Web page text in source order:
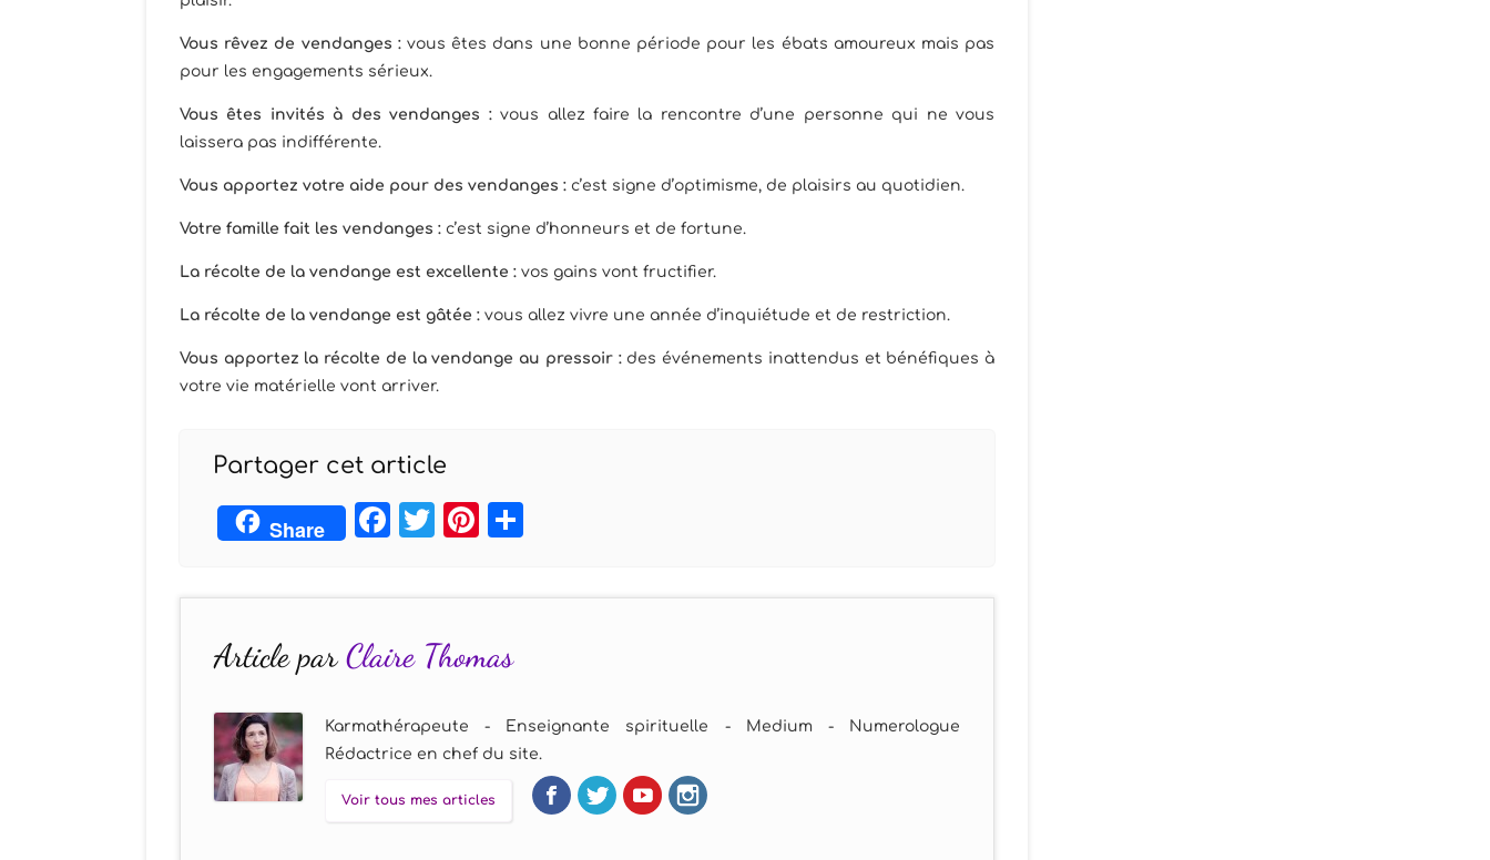
Vous rêvez de vendanges : vous êtes dans une bonne période pour les ébats amoureux mais pas
pour les engagements sérieux.
Vous êtes invités à des vendanges :vous allez faire la rencontre d’une personne qui ne vous
laissera pas indifférente.
Vous apportez votre aide pour des vendanges : c’est signe d’optimisme, de plaisirs au quotidien.
Votre famille fait les vendanges : c’est signe d’honneurs et de fortune.
La récolte de la vendange est excellente : vos gains vont fructifier.
La récolte de la vendange est gâtée : vous allez vivre une année d’inquiétude et de restriction.
Vous apportez la récolte de la vendange au pressoir : des événements inattendus et bénéfiques à
votre vie matérielle vont arriver.
Partager cet article
Share Facebook
TwitterPinterest
Article parClaire Thomas
Karmathérapeute - Enseignante spirituelle - Medium - Numerologue
Rédactrice en chef du site.
Voir tous mes articles